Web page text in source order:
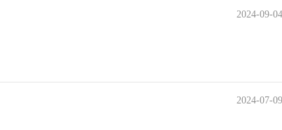
2024-09-04
2024-07-09